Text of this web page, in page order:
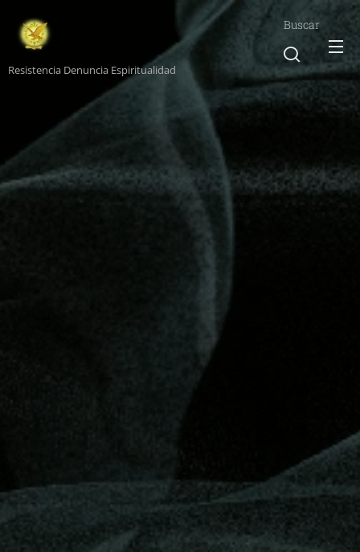
Resistencia Denuncia Espiritualidad
Buscar